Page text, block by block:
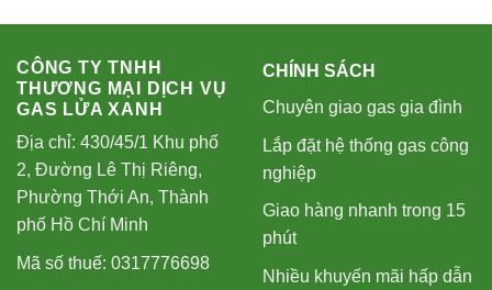
CÔNG TY TNHH
THƯƠNG MẠI DỊCH VỤ
GAS LỬA XANH
Địa chỉ: 430/45/1 Khu phố
2, Đường Lê Thị Riêng,
Phường Thới An, Thành
phố Hồ Chí Minh
Mã số thuế: 0317776698
CHÍNH SÁCH
Chuyên giao gas gia đình
Lắp đặt hệ thống gas công
nghiệp
Giao hàng nhanh trong 15
phút
Nhiều khuyến mãi hấp dẫn